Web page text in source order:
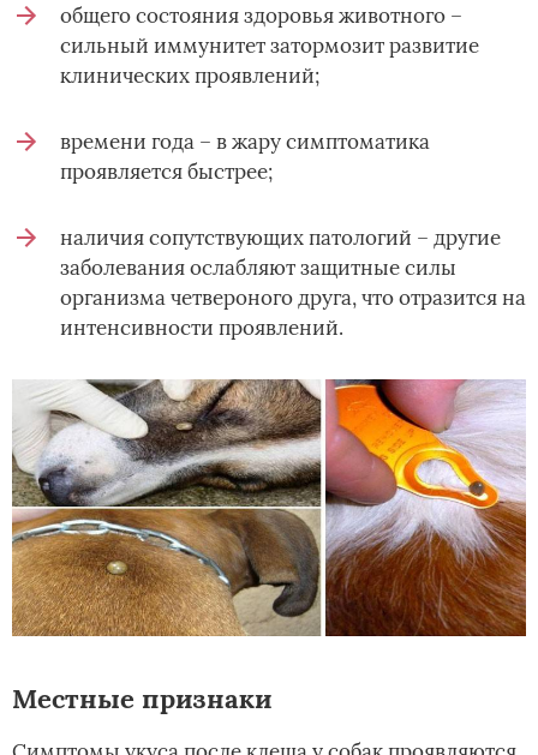
общего состояния здоровья животного –
сильный иммунитет затормозит развитие
клинических проявлений;
времени года – в жару симптоматика
проявляется быстрее;
наличия сопутствующих патологий – другие
заболевания ослабляют защитные силы
организма четвероного друга, что отразится на
интенсивности проявлений.
Местные признаки